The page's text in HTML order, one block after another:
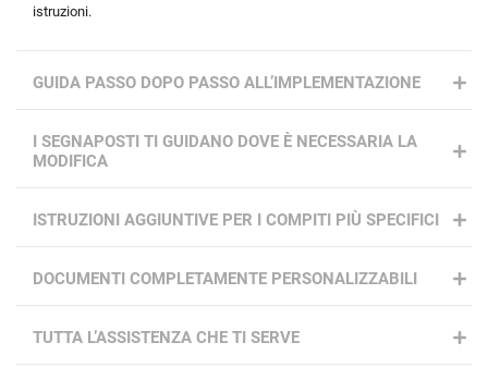
istruzioni.
GUIDA PASSO DOPO PASSO ALL’IMPLEMENTAZIONE
I SEGNAPOSTI TI GUIDANO DOVE È NECESSARIA LA
MODIFICA
ISTRUZIONI AGGIUNTIVE PER I COMPITI PIÙ SPECIFICI
DOCUMENTI COMPLETAMENTE PERSONALIZZABILI
TUTTA L’ASSISTENZA CHE TI SERVE